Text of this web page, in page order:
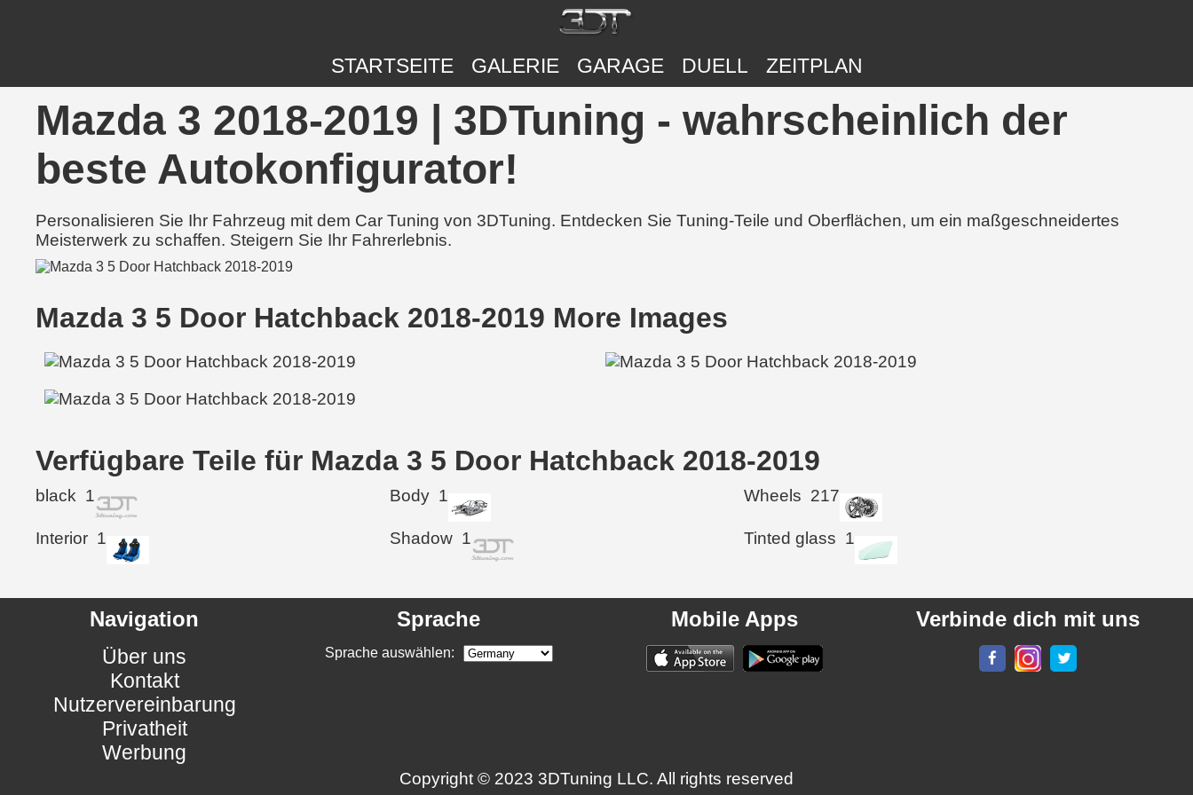
STARTSEITE GALERIE GARAGE DUELL ZEITPLAN
Mazda 3 2018-2019 | 3DTuning - wahrscheinlich der
beste Autokonfigurator!
Personalisieren Sie Ihr Fahrzeug mit dem Car Tuning von 3DTuning. Entdecken Sie Tuning-Teile und Oberflächen, um ein maßgeschneidertes
Meisterwerk zu schaffen. Steigern Sie Ihr Fahrerlebnis.
Mazda 3 5 Door Hatchback 2018-2019 More Images
Verfügbare Teile für Mazda 3 5 Door Hatchback 2018-2019
black 1 Body 1 Wheels 217
Interior 1 Shadow 1 Tinted glass 1
Navigation
Über uns
Kontakt
Nutzervereinbarung
Privatheit
Werbung
Sprache
Sprache auswählen:
Mobile Apps Verbinde dich mit uns
Copyright © 2023 3DTuning LLC. All rights reserved